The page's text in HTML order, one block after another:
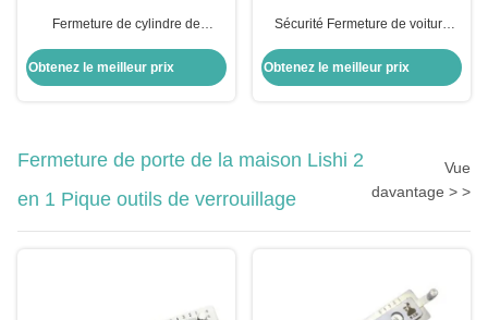
Fermeture de cylindre de
d'allumage Honda Civic
Fermeture pour voiture Honda
Obtenez le meilleur prix
Sécurité Fermeture de voiture
arrière cylindrique Pour le
Obtenez le meilleur prix
Fermeture de porte de la maison Lishi 2
en 1 Pique outils de verrouillage
Vue
davantage > >